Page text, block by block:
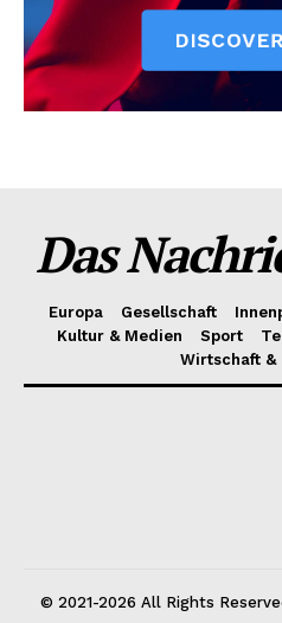
Das
Europa Gesellschaft
Kultur & Medien
Sport
Wirtschaft &
© 2021-2026 All Rights